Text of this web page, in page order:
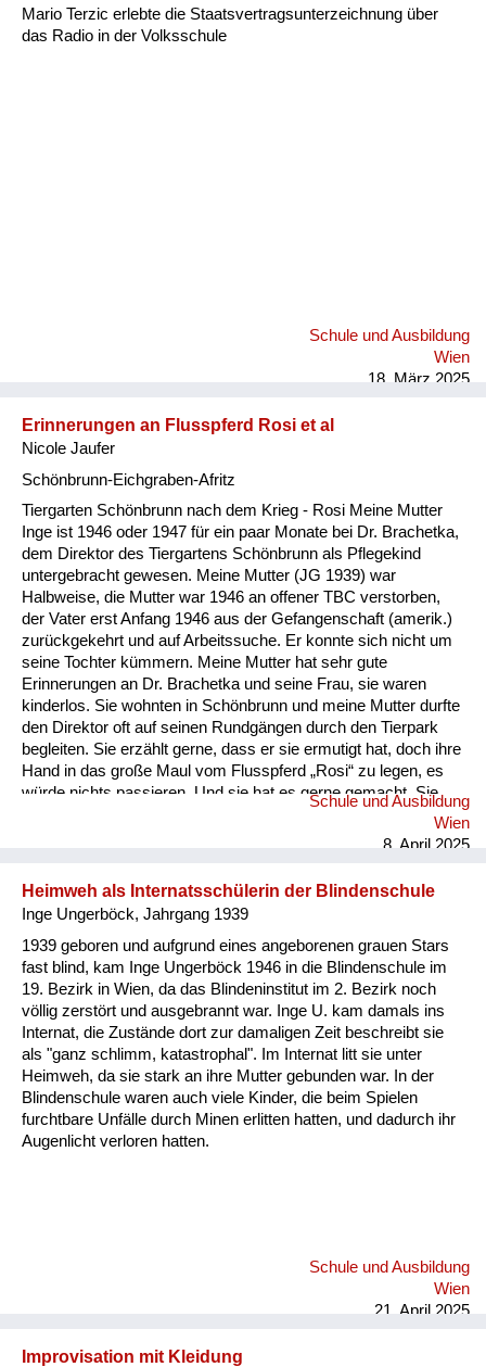
Mario Terzic erlebte die Staatsvertragsunterzeichnung über
das Radio in der Volksschule
Schule und Ausbildung
Wien
18. März 2025
Erinnerungen an Flusspferd Rosi et al
Nicole Jaufer
Schönbrunn-Eichgraben-Afritz
Tiergarten Schönbrunn nach dem Krieg - Rosi Meine Mutter
Inge ist 1946 oder 1947 für ein paar Monate bei Dr. Brachetka,
dem Direktor des Tiergartens Schönbrunn als Pflegekind
untergebracht gewesen. Meine Mutter (JG 1939) war
Halbweise, die Mutter war 1946 an offener TBC verstorben,
der Vater erst Anfang 1946 aus der Gefangenschaft (amerik.)
zurückgekehrt und auf Arbeitssuche. Er konnte sich nicht um
seine Tochter kümmern. Meine Mutter hat sehr gute
Erinnerungen an Dr. Brachetka und seine Frau, sie waren
kinderlos. Sie wohnten in Schönbrunn und meine Mutter durfte
den Direktor oft auf seinen Rundgängen durch den Tierpark
begleiten. Sie erzählt gerne, dass er sie ermutigt hat, doch ihre
Hand in das große Maul vom Flusspferd „Rosi“ zu legen, es
würde nichts passieren. Und sie hat es gerne gemacht. Sie
strahlt immer, wenn sie von den Erinnerungen an diese Zeit
spricht, alles war so aufregend im Tierpark. Sie hat auch
passionierte un...
Schule und Ausbildung
Wien
8. April 2025
Heimweh als Internatsschülerin der Blindenschule
Inge Ungerböck, Jahrgang 1939
1939 geboren und aufgrund eines angeborenen grauen Stars
fast blind, kam Inge Ungerböck 1946 in die Blindenschule im
19. Bezirk in Wien, da das Blindeninstitut im 2. Bezirk noch
völlig zerstört und ausgebrannt war. Inge U. kam damals ins
Internat, die Zustände dort zur damaligen Zeit beschreibt sie
als "ganz schlimm, katastrophal". Im Internat litt sie unter
Heimweh, da sie stark an ihre Mutter gebunden war. In der
Blindenschule waren auch viele Kinder, die beim Spielen
furchtbare Unfälle durch Minen erlitten hatten, und dadurch ihr
Augenlicht verloren hatten.
Schule und Ausbildung
Wien
21. April 2025
Improvisation mit Kleidung